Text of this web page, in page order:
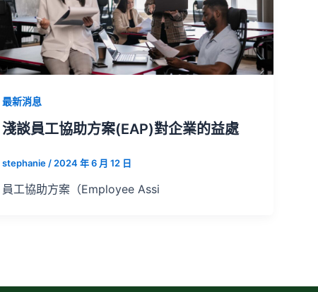
最新消息
淺談員工協助方案(EAP)對企業的益處
stephanie / 2024 年 6 月 12 日
員工協助方案（Employee Assi